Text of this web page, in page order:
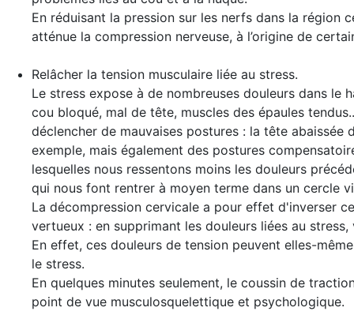
En réduisant la pression sur les nerfs dans la région
atténue la compression nerveuse, à l’origine de
Relâcher la tension musculaire liée au stress.
Le stress expose à de nombreuses douleurs dans le
cou bloqué, mal de tête, muscles des épaules
déclencher de mauvaises postures : la tête abaissée
exemple, mais également des postures
lesquelles nous ressentons moins les douleurs
qui nous font rentrer à moyen terme dans un cercle
La décompression cervicale a pour effet d'inverser
vertueux : en supprimant les douleurs liées au
En effet, ces douleurs de tension peuvent elles-
le stress.
En quelques minutes seulement, le coussin de
point de vue musculosquelettique et psychologique.